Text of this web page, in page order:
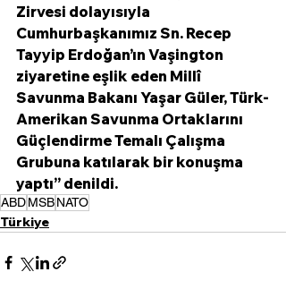
Zirvesi dolayısıyla
Cumhurbaşkanımız Sn. Recep
Tayyip Erdoğan’ın Vaşington
ziyaretine eşlik eden Millî
Savunma Bakanı Yaşar Güler, Türk-
Amerikan Savunma Ortaklarını
Güçlendirme Temalı Çalışma
Grubuna katılarak bir konuşma
yaptı’’ denildi.
ABDMSBNATO
Türkiye